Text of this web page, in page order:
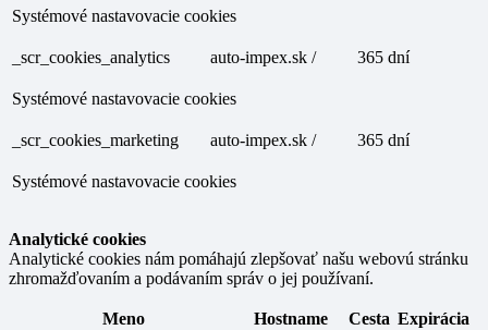
Systémové nastavovacie cookies
_scr_cookies_analytics auto-impex.sk / 365 dní
Systémové nastavovacie cookies
_scr_cookies_marketing auto-impex.sk / 365 dní
Systémové nastavovacie cookies
Analytické cookies
Analytické cookies nám pomáhajú zlepšovať našu webovú stránku
zhromažďovaním a podávaním správ o jej používaní.
Meno Hostname Cesta Expirácia